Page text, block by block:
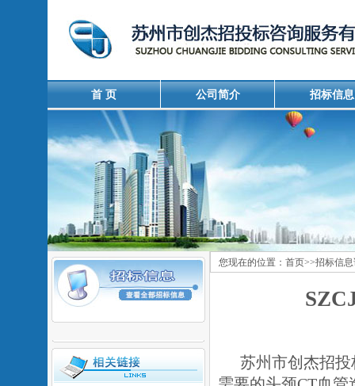
首 页 公司简介 招标信息
您现在的位置： 首页>>招标信
苏州市创杰招